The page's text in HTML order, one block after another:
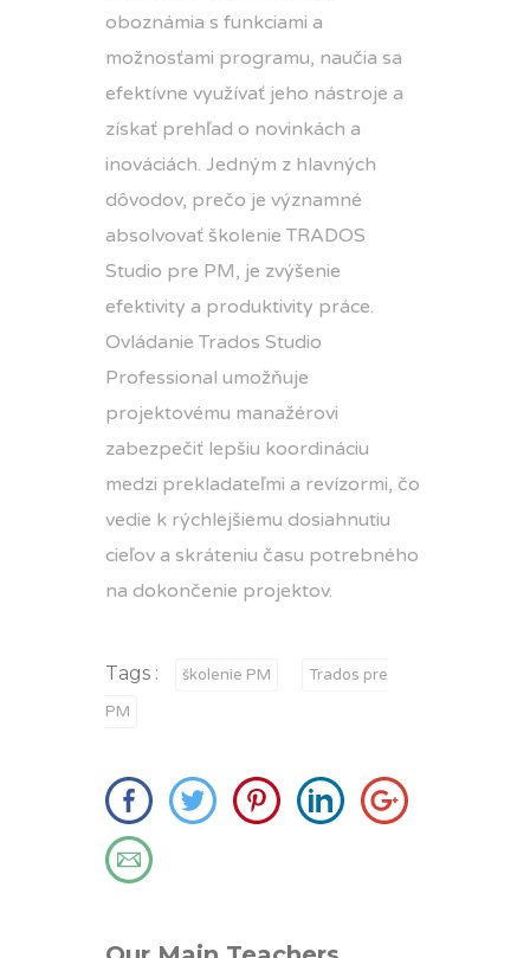
oboznámia s funkciami a
možnosťami programu, naučia sa
efektívne využívať jeho nástroje a
získať prehľad o novinkách a
inováciách. Jedným z hlavných
dôvodov, prečo je významné
absolvovať školenie TRADOS
Studio pre PM, je zvýšenie
efektivity a produktivity práce.
Ovládanie Trados Studio
Professional umožňuje
projektovému manažérovi
zabezpečiť lepšiu koordináciu
medzi prekladateľmi a revízormi, čo
vedie k rýchlejšiemu dosiahnutiu
cieľov a skráteniu času potrebného
na dokončenie projektov.
Tags : školenie PM
Trados pre
PM